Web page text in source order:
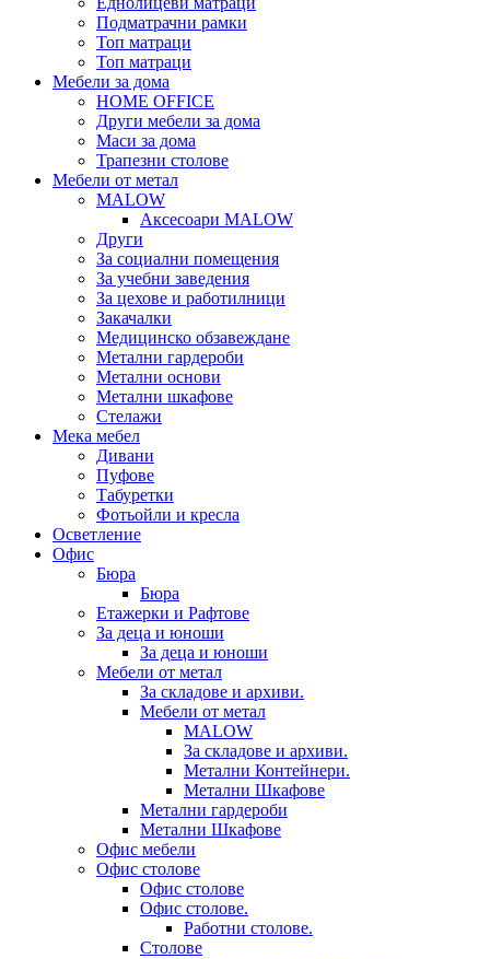
Подматрачни рамки
Топ матраци
Топ матраци
Мебели за дома
HOME OFFICE
Други мебели за дома
Маси за дома
Трапезни столове
Мебели от метал
MALOW
Аксесоари MALOW
Други
За социални помещения
За учебни заведения
За цехове и работилници
Закачалки
Медицинско обзавеждане
Метални гардероби
Метални основи
Метални шкафове
Стелажи
Мека мебел
Дивани
Пуфове
Табуретки
Фотьойли и кресла
Осветление
Офис
Бюра
Бюра
Етажерки и Рафтове
За деца и юноши
За деца и юноши
Мебели от метал
За складове и архиви.
Мебели от метал
MALOW
За складове и архиви.
Метални Контейнери.
Метални Шкафове
Метални гардероби
Метални Шкафове
Офис мебели
Офис столове
Офис столове
Офис столове.
Работни столове.
Столове